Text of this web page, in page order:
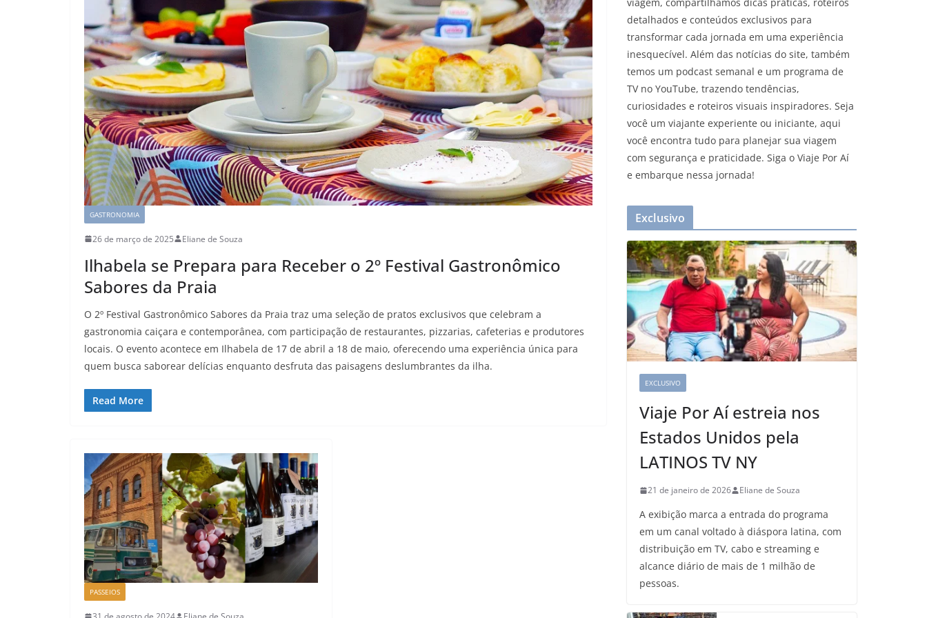
GASTRONOMIA
26 de março de 2025 Eliane de Souza
Ilhabela se Prepara para Receber o 2º Festival Gastronômico
Sabores da Praia
O 2º Festival Gastronômico Sabores da Praia traz uma seleção de pratos exclusivos que celebram a
gastronomia caiçara e contemporânea, com participação de restaurantes, pizzarias, cafeterias e produtores
locais. O evento acontece em Ilhabela de 17 de abril a 18 de maio, oferecendo uma experiência única para
quem busca saborear delícias enquanto desfruta das paisagens deslumbrantes da ilha.
Read More
PASSEIOS
detalhados e conteúdos exclusivos para
transformar cada jornada em uma experiência
inesquecível. Além das notícias do site, também
temos um podcast semanal e um programa de
TV no YouTube, trazendo tendências,
curiosidades e roteiros visuais inspiradores. Seja
você um viajante experiente ou iniciante, aqui
você encontra tudo para planejar sua viagem
com segurança e praticidade. Siga o Viaje Por Aí
e embarque nessa jornada!
Exclusivo
EXCLUSIVO
Viaje Por Aí estreia nos
Estados Unidos pela
LATINOS TV NY
21 de janeiro de 2026 Eliane de Souza
A exibição marca a entrada do programa
em um canal voltado à diáspora latina, com
distribuição em TV, cabo e streaming e
alcance diário de mais de 1 milhão de
pessoas.